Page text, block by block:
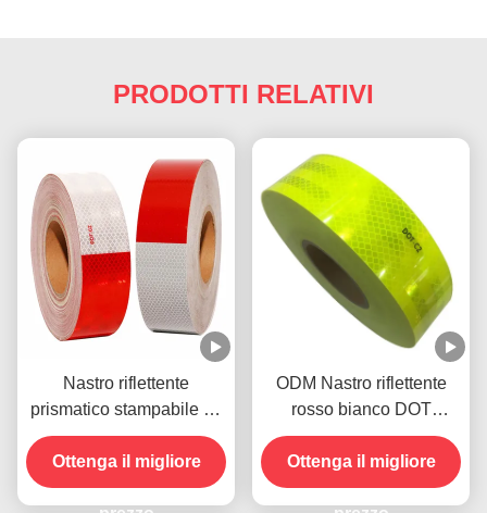
PRODOTTI RELATIVI
Nastro riflettente
prismatico stampabile ad
alta intensità per camion
Dot-C2
Ottenga il migliore
ODM Nastro riflettente
rosso bianco DOT
autoadesivo resistente
alle intemperie
Ottenga il migliore